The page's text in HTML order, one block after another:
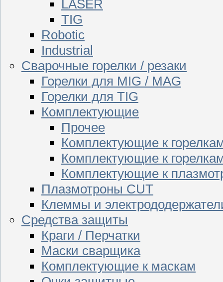
LASER
TIG
Robotic
Industrial
Сварочные горелки / резаки
Горелки для MIG / MAG
Горелки для TIG
Комплектующие
Прочее
Комплектующие к
Комплектующие к
Комплектующие к
Плазмотроны CUT
Клеммы и
Средства защиты
Краги / Перчатки
Маски сварщика
Комплектующие к маскам